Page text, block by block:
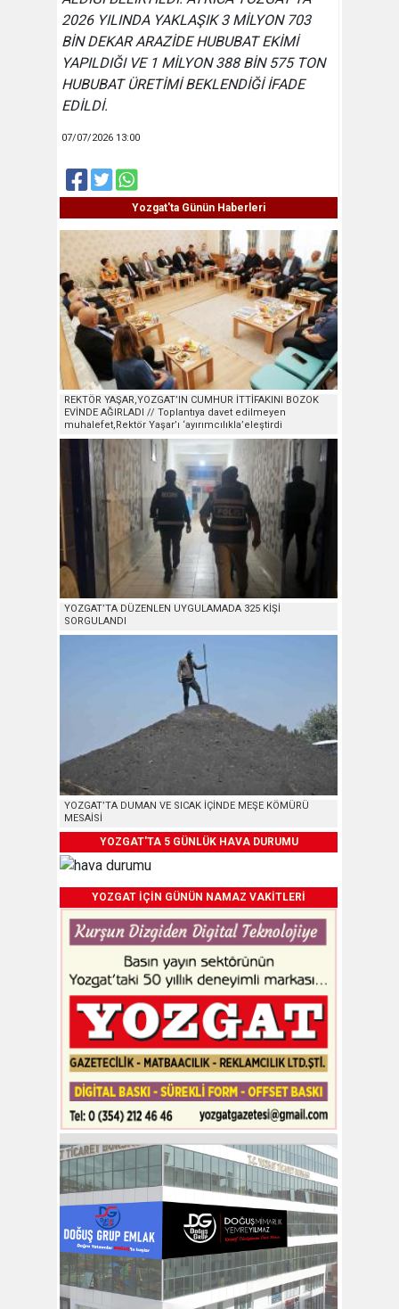
2026 YILINDA YAKLAŞIK 3 MİLYON 703
BİN DEKAR ARAZİDE HUBUBAT EKİMİ
YAPILDIĞI VE 1 MİLYON 388 BİN 575 TON
HUBUBAT ÜRETİMİ BEKLENDİĞİ İFADE
EDİLDİ.
07/07/2026 13:00
Yozgat'ta Günün Haberleri
REKTÖR YAŞAR,YOZGAT’IN CUMHUR İTTİFAKINI BOZOK
EVİNDE AĞIRLADI // Toplantıya davet edilmeyen
muhalefet,Rektör Yaşar’ı ‘ayırımcılıkla’eleştirdi
YOZGAT’TA DÜZENLEN UYGULAMADA 325 KİŞİ
SORGULANDI
YOZGAT’TA DUMAN VE SICAK İÇİNDE MEŞE KÖMÜRÜ
MESAİSİ
YOZGAT'TA 5 GÜNLÜK HAVA DURUMU
YOZGAT İÇİN GÜNÜN NAMAZ VAKİTLERİ